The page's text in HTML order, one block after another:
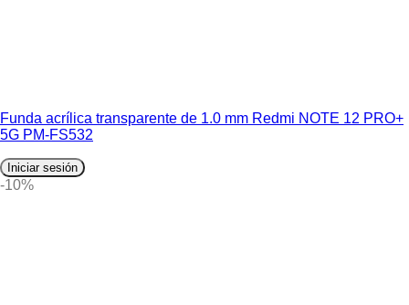
Funda acrílica transparente de 1.0 mm Redmi NOTE 12 PRO+
5G PM-FS532
Iniciar sesión
-10%